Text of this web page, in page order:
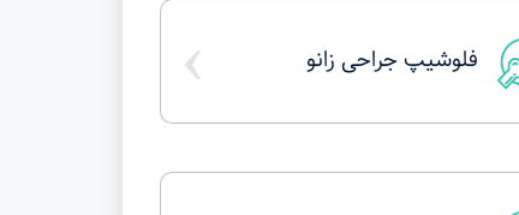
فلوشیپ جراحی زانو ›